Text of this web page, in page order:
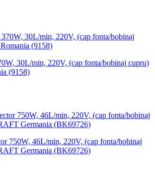
30L/min, 220V, (cap fonta/bobinaj cupru)
(9158)
750W, 46L/min, 220V, (cap fonta/bobinaj
Germania (BK69726)